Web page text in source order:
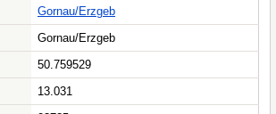
Gornau/Erzgeb
Gornau/Erzgeb
50.759529
13.031